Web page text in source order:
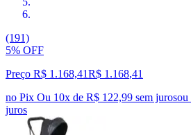
(191)
5% OFF
Preço R$ 1.168,41R$ 1.168,41
no Pix Ou 10x de R$ 122,99 sem jurosou
juros